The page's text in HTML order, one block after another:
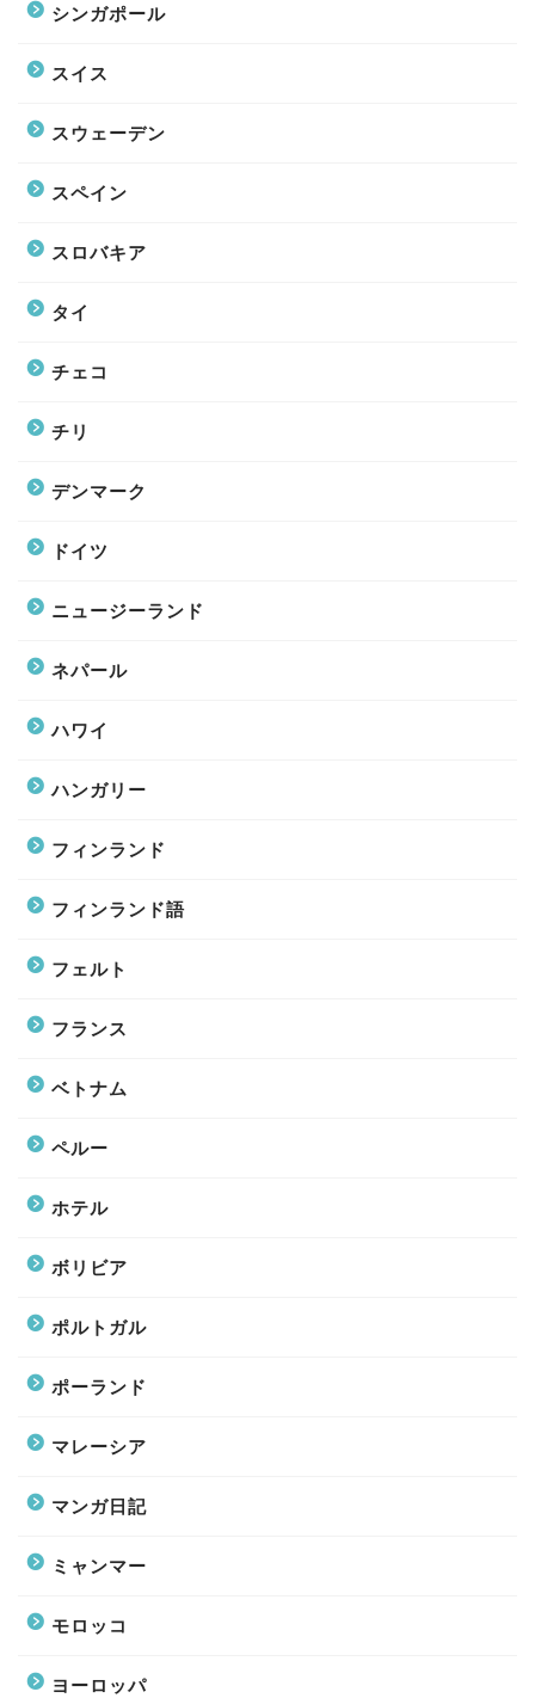
シンガポール
スイス
スウェーデン
スペイン
スロバキア
タイ
チェコ
チリ
デンマーク
ドイツ
ニュージーランド
ネパール
ハワイ
ハンガリー
フィンランド
フィンランド語
フェルト
フランス
ベトナム
ペルー
ホテル
ボリビア
ポルトガル
ポーランド
マレーシア
マンガ日記
ミャンマー
モロッコ
ヨーロッパ